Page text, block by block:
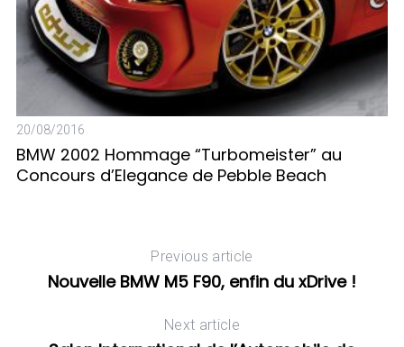
20/08/2016
BMW 2002 Hommage “Turbomeister” au
Concours d’Elegance de Pebble Beach
Previous article
Nouvelle BMW M5 F90, enfin du xDrive !
Next article